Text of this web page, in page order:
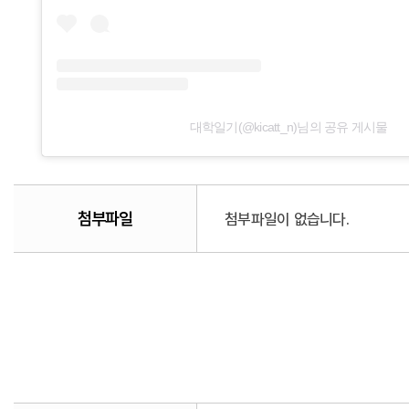
대학일기(@kicatt_n)님의 공유 게시물
첨부파일 첨부파일이 없습니다.